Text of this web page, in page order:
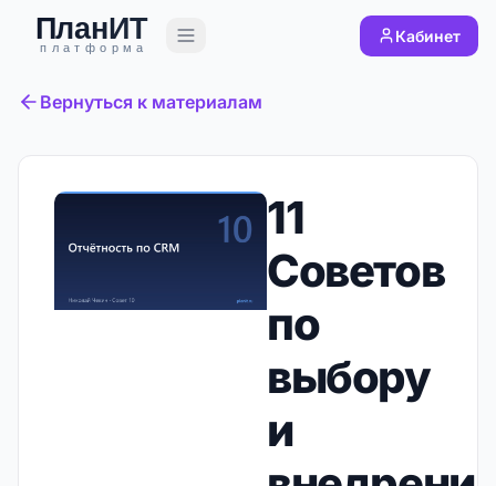
Кабинет
Вернуться к материалам
11
Советов
по
выбору
и